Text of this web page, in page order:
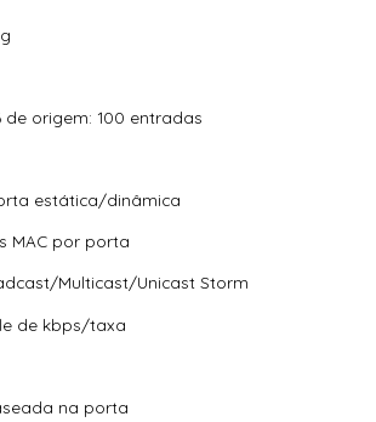
de origem: 100 entradas
estática/dinâmica
MAC por porta
Multicast/Unicast Storm
de kbps/taxa
na porta